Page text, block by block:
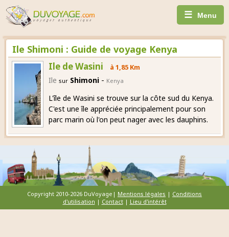
☰ Menu
Ile Shimoni : Guide de voyage Kenya
Ile de Wasini à 1,85 Km
Ile sur Shimoni- Kenya
L'île de Wasini se trouve sur la côte sud du Kenya.
C'est une île appréciée principalement pour son
parc marin où l'on peut nager avec les dauphins.
Copyright 2010-2026 DuVoyage| Mentions légales | Conditions
d'utilisation | Contact| Lieu d'intérêt